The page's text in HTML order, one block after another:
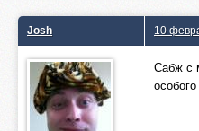
Josh 10
Сабж с